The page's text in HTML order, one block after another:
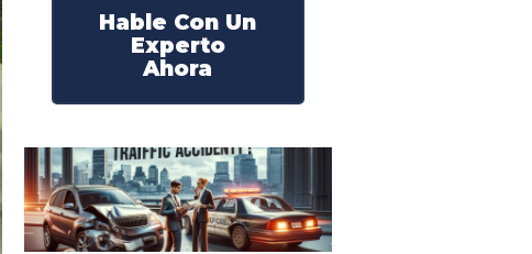
Hable Con Un
Experto
Ahora